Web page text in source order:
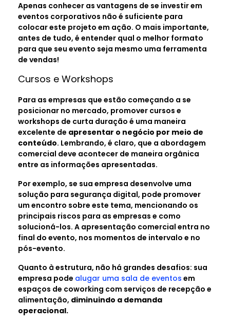
Apenas conhecer as vantagens de se investir em
eventos corporativos não é suficiente para
colocar este projeto em ação. O mais importante,
antes de tudo, é entender qual o melhor formato
para que seu evento seja mesmo uma ferramenta
de vendas!
Cursos e Workshops
Para as empresas que estão começando a se
posicionar no mercado, promover cursos e
workshops de curta duração é uma maneira
excelente de apresentar o negócio por meio de
conteúdo. Lembrando, é claro, que a abordagem
comercial deve acontecer de maneira orgânica
entre as informações apresentadas.
Por exemplo, se sua empresa desenvolve uma
solução para segurança digital, pode promover
um encontro sobre este tema, mencionando os
principais riscos para as empresas e como
solucioná-los. A apresentação comercial entra no
final do evento, nos momentos de intervalo e no
pós-evento.
Quanto à estrutura, não há grandes desafios: sua
empresa pode alugar uma sala de eventos em
espaços de coworking com serviços de recepção e
alimentação, diminuindo a demanda
operacional.